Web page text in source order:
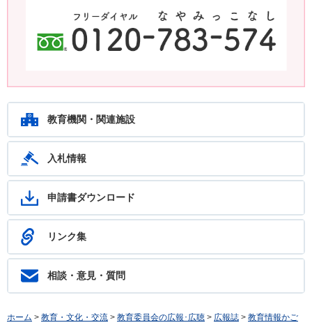
鹿児島教育ホットライン24 24時間いつでもあなたの相談を待ってい
ます。フリーダイヤル：0120-783-574
教育機関・関連施設
入札情報
申請書ダウンロード
リンク集
相談・意見・質問
ホーム > 教育・文化・交流 > 教育委員会の広報･広聴 > 広報誌 > 教育情報かご